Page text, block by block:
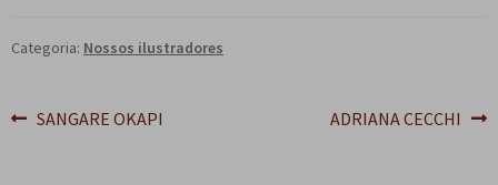
Categoria: Nossos ilustradores
Navegação
Post
SANGARE OKAPI
Próximo
ADRIANA CECCHI